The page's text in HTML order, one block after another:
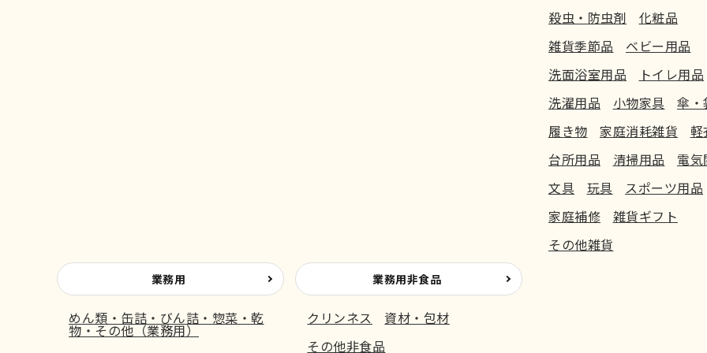
殺虫・防虫剤
化粧品
雑貨季節品
ベビー用品
洗面浴室用品
トイレ用品
洗濯用品
小物家具
傘・
履き物
家庭消耗雑貨
軽
台所用品
清掃用品
電気
文具
玩具
スポーツ用品
家庭補修
雑貨ギフト
その他雑貨
業務用
めん類・缶詰・びん詰・惣菜・乾
物・その他（業務用）
業務用非食品
クリンネス
資材・包材
その他非食品